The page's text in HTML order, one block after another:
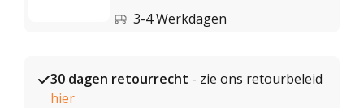
3-4 Werkdagen
30 dagen retourrecht - zie ons retourbeleid
hier